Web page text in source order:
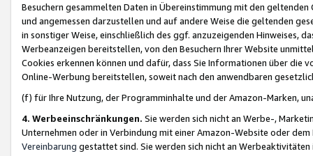
Besuchern gesammelten Daten in Übereinstimmung mit den
und angemessen darzustellen und auf andere Weise die geltenden
in sonstiger Weise, einschließlich des ggf. anzuzeigenden Hinweises,
Werbeanzeigen bereitstellen, von den Besuchern Ihrer Website
Cookies erkennen können und dafür, dass Sie Informationen über die
Online-Werbung bereitstellen, soweit nach den anwendbaren
(f) für Ihre Nutzung, der Programminhalte und der Amazon-Marken,
4. Werbeeinschränkungen. Sie werden sich nicht an Werbe-,
Unternehmen oder in Verbindung mit einer Amazon-Website oder
Vereinbarung gestattet sind. Sie werden sich nicht an